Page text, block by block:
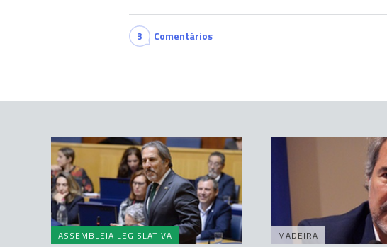
3 Comentários
ASSEMBLEIA LEGISLATIVA MADEIRA